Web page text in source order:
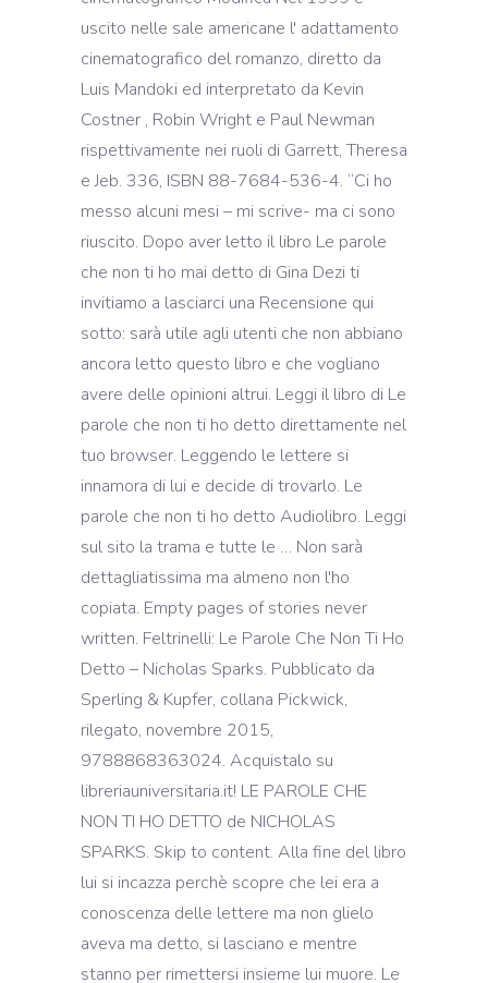
uscito nelle sale americane l' adattamento
cinematografico del romanzo, diretto da
Luis Mandoki ed interpretato da Kevin
Costner , Robin Wright e Paul Newman
rispettivamente nei ruoli di Garrett, Theresa
e Jeb. 336, ISBN 88-7684-536-4. “Ci ho
messo alcuni mesi – mi scrive- ma ci sono
riuscito. Dopo aver letto il libro Le parole
che non ti ho mai detto di Gina Dezi ti
invitiamo a lasciarci una Recensione qui
sotto: sarà utile agli utenti che non abbiano
ancora letto questo libro e che vogliano
avere delle opinioni altrui. Leggi il libro di Le
parole che non ti ho detto direttamente nel
tuo browser. Leggendo le lettere si
innamora di lui e decide di trovarlo. Le
parole che non ti ho detto Audiolibro. Leggi
sul sito la trama e tutte le … Non sarà
dettagliatissima ma almeno non l'ho
copiata. Empty pages of stories never
written. Feltrinelli: Le Parole Che Non Ti Ho
Detto – Nicholas Sparks. Pubblicato da
Sperling & Kupfer, collana Pickwick,
rilegato, novembre 2015,
9788868363024. Acquistalo su
libreriauniversitaria.it! LE PAROLE CHE
NON TI HO DETTO de NICHOLAS
SPARKS. Skip to content. Alla fine del libro
lui si incazza perchè scopre che lei era a
conoscenza delle lettere ma non glielo
aveva ma detto, si lasciano e mentre
stanno per rimettersi insieme lui muore. Le